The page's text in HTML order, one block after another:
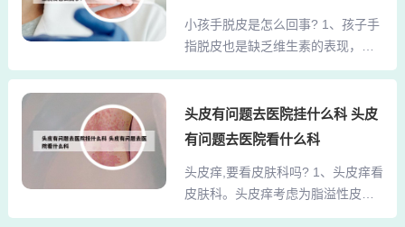
火辣辣的，一片一片红红的，这种
现象可能是因为你患上了热疹。...
理盐水涂抹伤口，这样能够帮助消
炎，减少伤口部位的细菌感染，避
免再次发炎而加重痘痘。如果没有
膏涂抹于伤口处。使用抗菌消炎药
膏。涂抹一层薄薄的抗菌消炎药膏
炎的作用，并帮助伤口愈合。肌克
祛痘膏是诸多消费者喜爱和好评...
小孩手脱皮是怎么回事? 1、孩子手
指脱皮也是缺乏维生素的表现，及
时补充的。脱皮与皮肤的营养、感
素有关，如果维生素和微量元素没
有障碍的情况下，精神和神经因素
的。2、手指处的轻度脱皮，并没有
合并出现炎症，这种情况可以说是
正常的，称为“生理性脱屑”。3、有
头皮有问题去医院挂什么科 头皮
有问题去医院看什么科
头皮痒,要看皮肤科吗? 1、头皮痒看
皮肤科。头皮痒考虑为脂溢性皮
炎。脂溢性皮炎往往局限，可发生